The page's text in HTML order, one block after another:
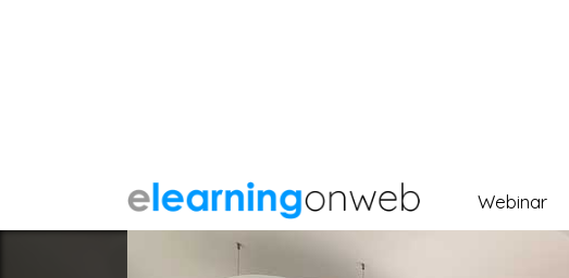
Webinar